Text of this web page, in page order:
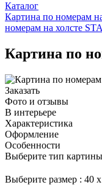
Каталог
Картина по номерам
номерам на холсте
Картина по
Заказать
Фото и отзывы
В интерьере
Характеристика
Оформление
Особенности
Выберите тип
Выберите размер : 40